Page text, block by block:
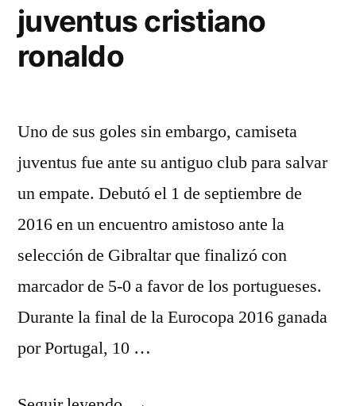
juventus cristiano
ronaldo
Uno de sus goles sin embargo, camiseta
juventus fue ante su antiguo club para salvar
un empate. Debutó el 1 de septiembre de
2016 en un encuentro amistoso ante la
selección de Gibraltar que finalizó con
marcador de 5-0 a favor de los portugueses.
Durante la final de la Eurocopa 2016 ganada
por Portugal, 10 …